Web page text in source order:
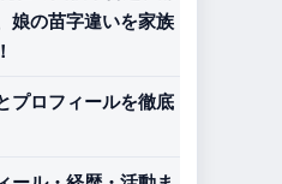
娘の苗字違いを家族
プロフィールを徹底